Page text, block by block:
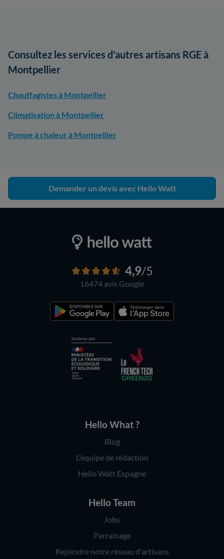
Consultez les services d'autres artisans RGE à
Montpellier
Chauffagistes à Montpellier
Climatisation à Montpellier
Pompe à chaleur à Montpellier
Demander un devis avec Hello Watt
4,9/5
16474 avis Google
Hello What ?
Blog
L'équipe de rédaction
Hello Watt Espagne
Hello Team
Jobs
Parrainage
Rejoindre notre réseau d'artisans